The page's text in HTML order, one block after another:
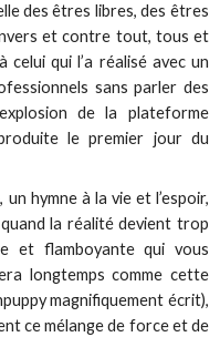
des êtres libres, des êtres
et contre tout, tous et
celui qui l’a réalisé avec un
sans parler des
de la plateforme
le premier jour du
hymne à la vie et l’espoir,
la réalité devient trop
et flamboyante qui vous
longtemps comme cette
magnifiquement écrit),
ce mélange de force et de